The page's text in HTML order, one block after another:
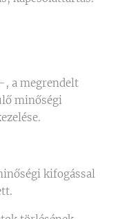
, a megrendelt
minőségi
kifogással